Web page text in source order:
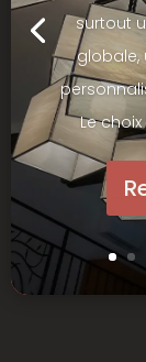
surtout
globale,
Le choix